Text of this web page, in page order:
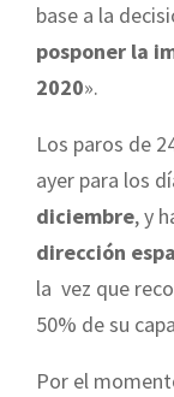
base a la
posponer la
2020».
Los paros de
ayer para los
diciembre, y
dirección
la vez que
50% de su
Por el